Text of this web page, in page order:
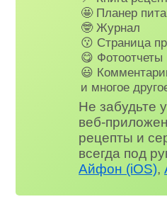
🤩 Планер
🤓 Журнал
😗 Страница
😋 Фотоотчеты
😃
и многое
Не забудьте
веб-
рецепты и
всегда под
Айфон (iOS),